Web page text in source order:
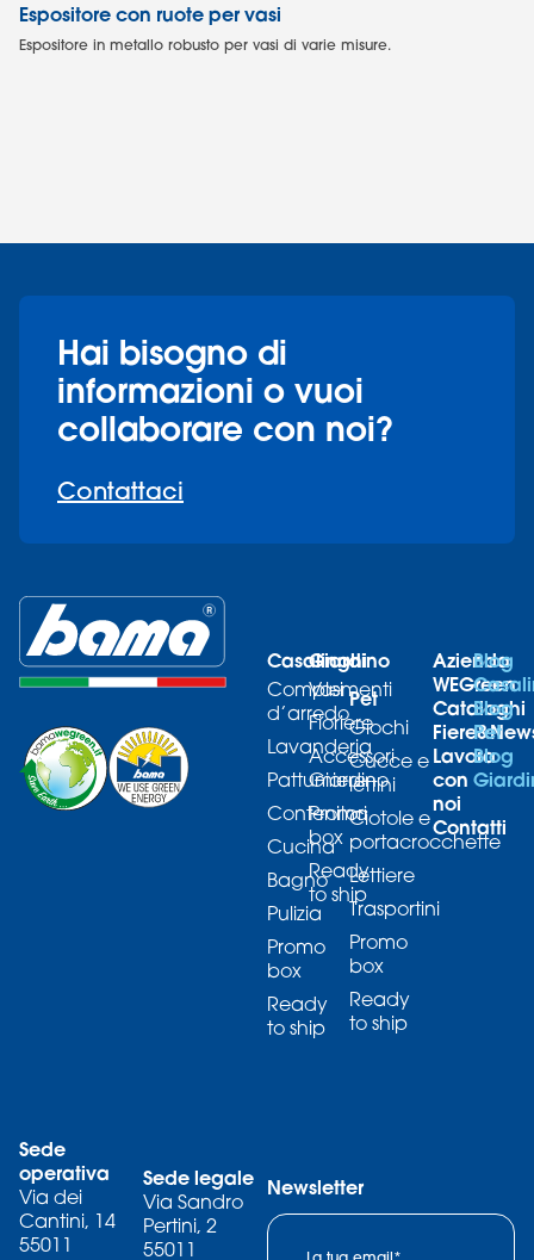
Espositore con ruote per vasi
Espositore in metallo robusto per vasi di varie misure.
Hai bisogno di
informazioni o vuoi
collaborare con noi?
Contattaci
Casalinghi
Complementi
d’arredo
Lavanderia
Pattumiere
Contenitori
Cucina
Bagno
Pulizia
Promo
box
Ready
to ship
Giardino
Vasi
Fioriere
Accessori
Giardino
Promo
box
Ready
to ship
Pet
Giochi
Cucce e
lettini
Ciotole e
portacrocchette
Lettiere
Trasportini
Promo
box
Ready
to ship
Azienda
WEGreen
Cataloghi
Lavora
con
noi
Contatti
Blog
Blog
Pet
Blog
Sede
operativa
Via dei
Cantini, 14
55011
Sede legale
Via Sandro
Pertini, 2
55011
Newsletter